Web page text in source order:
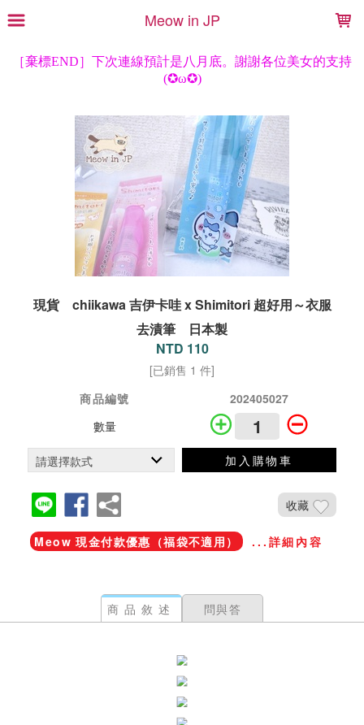
Meow in JP
現貨 chiikawa 吉伊卡哇 x Shimitori 超好用～衣服
去漬筆 日本製
NTD 110
[已銷售 1 件]
商品編號
202405027
數量
加入購物車
收藏
Meow 現金付款優惠（福袋不適用） ...詳細內容
商品敘述 問與答